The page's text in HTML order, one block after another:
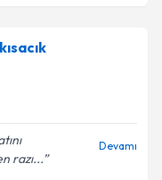
posta ile
razı...
Devamı